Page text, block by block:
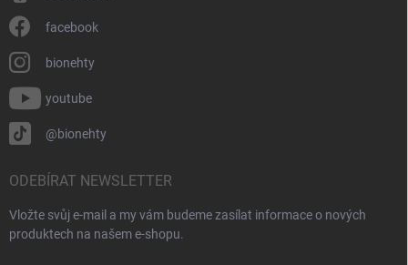
facebook
bionehty
youtube
@bionehty
ODEBÍRAT NEWSLETTER
Vložte svůj e-mail a my vám budeme zasílat informace o nových
produktech na našem e-shopu.